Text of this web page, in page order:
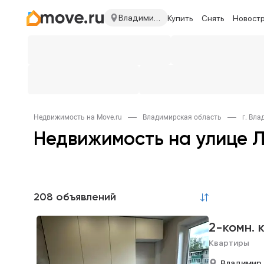
Купить Снять
Недвижимость на Move.ru Владимирская область г.
Недвижимость на улице
208 объявлений
2-комн.
Квартиры